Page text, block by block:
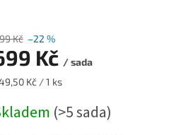
Kč –22 %
Kč / sada
Kč / 1 ks
(>5 sada)